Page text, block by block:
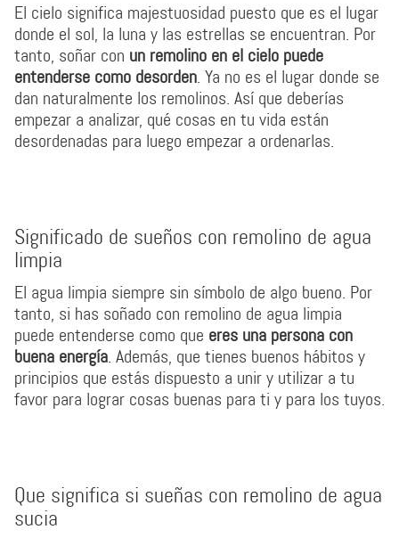
El cielo significa majestuosidad puesto que es el lugar
donde el sol, la luna y las estrellas se encuentran. Por
tanto, soñar con un remolino en el cielo puede
entenderse como desorden. Ya no es el lugar donde se
dan naturalmente los remolinos. Así que deberías
empezar a analizar, qué cosas en tu vida están
desordenadas para luego empezar a ordenarlas.
Significado de sueños con remolino de agua
limpia
El agua limpia siempre sin símbolo de algo bueno. Por
tanto, si has soñado con remolino de agua limpia
puede entenderse como que eres una persona con
buena energía. Además, que tienes buenos hábitos y
principios que estás dispuesto a unir y utilizar a tu
favor para lograr cosas buenas para ti y para los tuyos.
Que significa si sueñas con remolino de agua
sucia